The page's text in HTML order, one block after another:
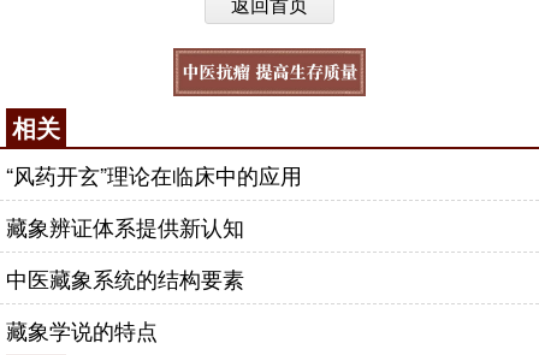
相关
“风药开玄”理论在临床中的应用
藏象辨证体系提供新认知
中医藏象系统的结构要素
藏象学说的特点